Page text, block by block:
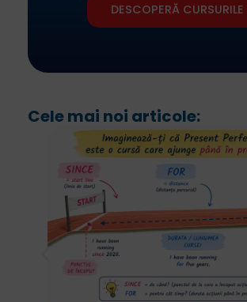
DESCOPERĂ CURSURILE
Cele mai noi articole: